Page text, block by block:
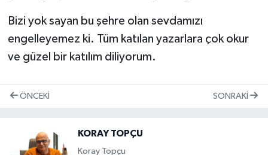
Bizi yok sayan bu şehre olan sevdamızı
engelleyemez ki. Tüm katılan yazarlara çok okur
ve güzel bir katılım diliyorum.
ÖNCEKI SONRAKI
KORAY TOPÇU
Koray Topçu